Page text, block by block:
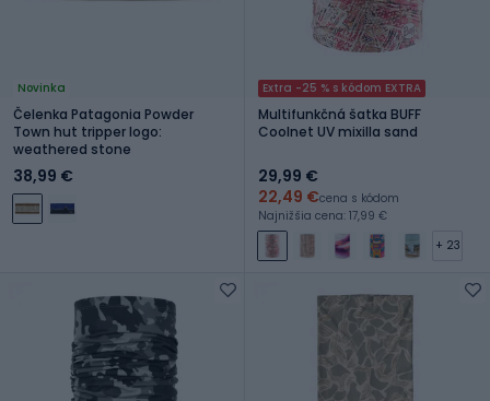
Novinka
Čelenka Patagonia Powder
Town hut tripper logo:
weathered stone
38,99 €
Extra -25 % s kódom EXTRA
Multifunkčná šatka BUFF
Coolnet UV mixilla sand
29,99 €
22,49 €cena s kódom
Najnižšia cena: 17,99 €
+ 23